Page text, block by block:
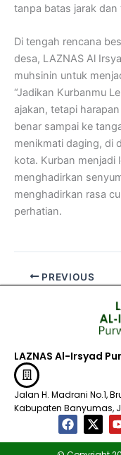
tanpa batas jarak
Di tengah rencana
desa, LAZNAS Al
muhsinin untuk
“Jadikan Kurbanmu
ajakan, tetapi
benar sampai ke
menikmati daging, di
kota. Kurban menjadi
menghadirkan
menghadirkan rasa
perhatian.
PREVIOUS
LAZNAS Al-Irsyad
Jalan H. Madrani No.1,
Kabupaten Banyumas,
F
a
c
X
-
t